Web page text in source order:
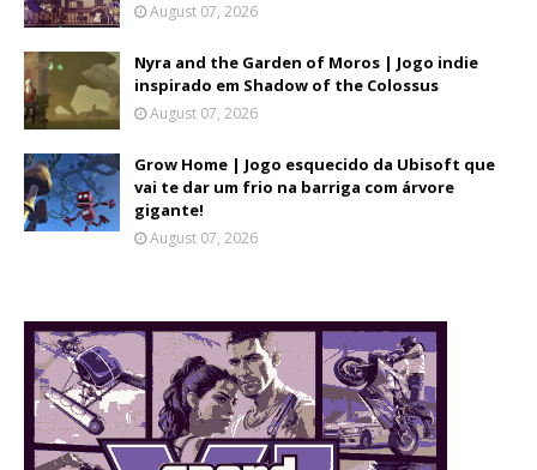
August 07, 2026
Nyra and the Garden of Moros | Jogo indie
inspirado em Shadow of the Colossus
August 07, 2026
Grow Home | Jogo esquecido da Ubisoft que
vai te dar um frio na barriga com árvore
gigante!
August 07, 2026